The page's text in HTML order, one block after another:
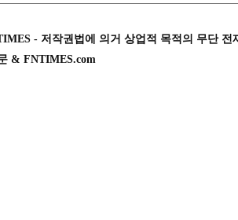
- 저작권법에 의거 상업적 목적의 무단 전
& FNTIMES.com